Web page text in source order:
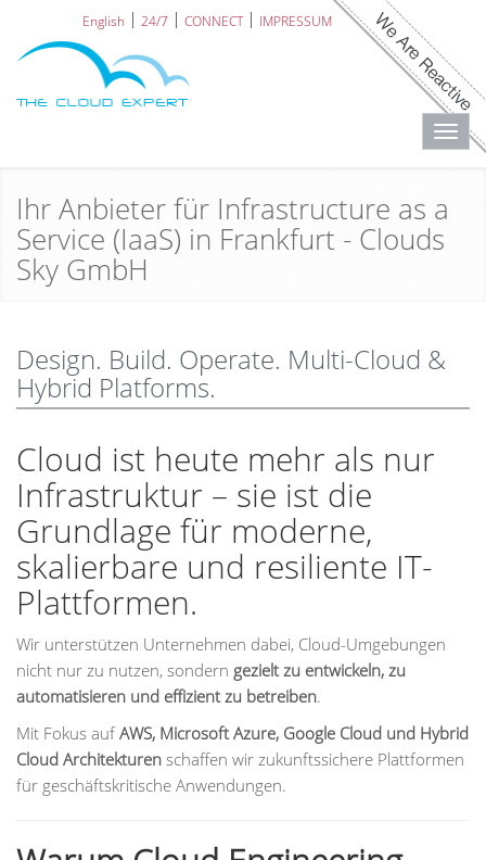
English 24/7 CONNECT IMPRESSUM
Ihr Anbieter für Infrastructure as a
Service (IaaS) in Frankfurt - Clouds
Sky GmbH
Design. Build. Operate. Multi-Cloud &
Hybrid Platforms.
Cloud ist heute mehr als nur
Infrastruktur – sie ist die
Grundlage für moderne,
skalierbare und resiliente IT-
Plattformen.
Wir unterstützen Unternehmen dabei, Cloud-Umgebungen
nicht nur zu nutzen, sondern gezielt zu entwickeln, zu
automatisieren und effizient zu betreiben.
Mit Fokus aufAWS, Microsoft Azure, Google Cloud und Hybrid
Cloud Architekturen schaffen wir zukunftssichere Plattformen
für geschäftskritische Anwendungen.